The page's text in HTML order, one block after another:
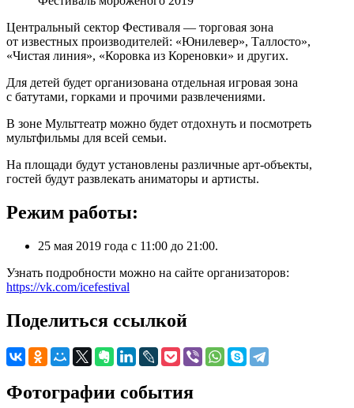
Центральный сектор Фестиваля — торговая зона
от известных производителей: «Юнилевер», Таллосто»,
«Чистая линия», «Коровка из Кореновки» и других.
Для детей будет организована отдельная игровая зона
с батутами, горками и прочими развлечениями.
В зоне Мульттеатр можно будет отдохнуть и посмотреть
мультфильмы для всей семьи.
На площади будут установлены различные арт-объекты,
гостей будут развлекать аниматоры и артисты.
Режим работы:
25 мая 2019 года с 11:00 до 21:00.
Узнать подробности можно на сайте организаторов:
https://vk.com/icefestival
Поделиться ссылкой
Фотографии события